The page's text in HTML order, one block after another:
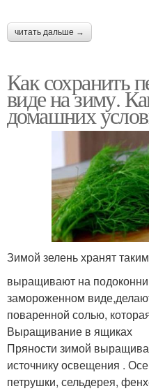
читать дальше →
Как сохранить
виде на зиму.
домашних
Зимой зелень хранят
выращивают на
замороженном
поваренной солью,
Выращивание в ящиках
Пряности зимой
источнику освещения .
петрушки, сельдерея,